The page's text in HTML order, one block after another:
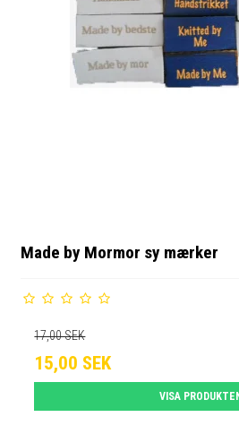
Made by Mormor sy mærker
17,00 SEK
15,00 SEK
VISA